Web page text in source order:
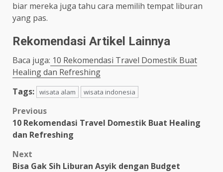
biar mereka juga tahu cara memilih tempat liburan
yang pas.
Rekomendasi Artikel Lainnya
Baca juga: 10 Rekomendasi Travel Domestik Buat
Healing dan Refreshing
Tags: wisata alam wisata indonesia
Post
navigation
Previous
10 Rekomendasi Travel Domestik Buat Healing
dan Refreshing
Next
Bisa Gak Sih Liburan Asyik dengan Budget